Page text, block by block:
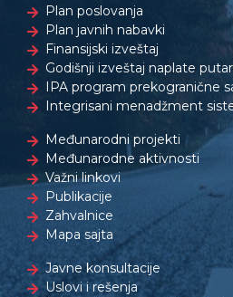
Plan poslovanja
Plan javnih nabavki
Finansijski izveštaj
Godišnji izveštaj naplate
IPA program prekogranične
Integrisani menadžment
Međunarodni projekti
Međunarodne aktivnosti
Važni linkovi
Publikacije
Zahvalnice
Mapa sajta
Javne konsultacije
Uslovi i rešenja